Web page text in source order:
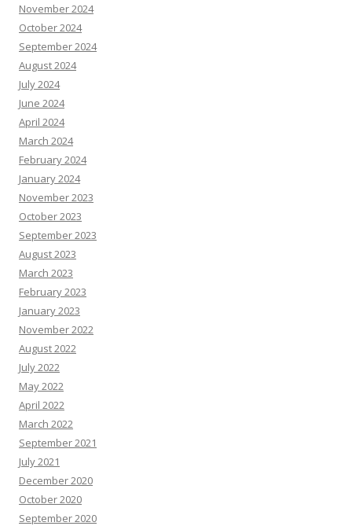
November 2024
October 2024
September 2024
August 2024
July 2024
June 2024
April 2024
March 2024
February 2024
January 2024
November 2023
October 2023
September 2023
August 2023
March 2023
February 2023
January 2023
November 2022
August 2022
July 2022
May 2022
April 2022
March 2022
September 2021
July 2021
December 2020
October 2020
September 2020